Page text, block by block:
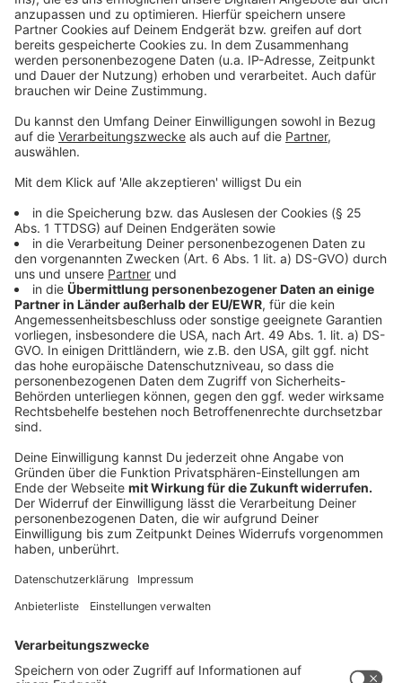
Jugendliche - das alles waren Themen, über die unter
anderem in den letzten Jahren diskutiert wurde",
erzählt Dagmar Hanses, jugendpolitische Sprecherin
der Grünen. "Die Ergebnisse, die die Jugendlichen zu
diesen Themen erarbeiten, gehen dann sogar auch
zurück in unseren Erwachsenen-Landtag. Und da
setzen wir uns dann damit auseinander."
Anzeige
Bewerben direkt bei den Abgeordneten
Anzeige
Die Bewerbung für den Jugendlandtag erfolgt direkt
über den Abgeordneten, dessen Rolle man während
der drei Tage einnimmt. Welcher Abgeordnete für den
eigenen Wahlkreis gewählt ist, kann man online über
die Homepage des Landtags herausfinden. Die
unterschiedlich: Bei einigen kann man sich nur noch bis
zum15. Julibewerben, bei anderen noch bis Ende des
Monats. Das genaue Datum schreibt jeder
Abgeordnete in seiner Online Anzeige aus.
Um sich zu bewerben, müssen die Bewerberinnen und
Bewerber
aus NRW stammen
und sie dürfen noch nicht an einem